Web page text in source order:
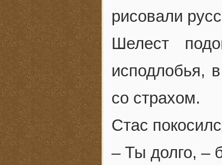
рисовали
Шелест
исподлобья,
со страхом.
Стас
– Ты долго, –